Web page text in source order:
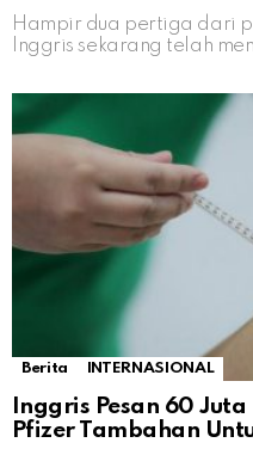
Hampir dua pertiga dari
Inggris sekarang telah
Berita INTERNASIONAL
Inggris Pesan 60
Pfizer Tambahan